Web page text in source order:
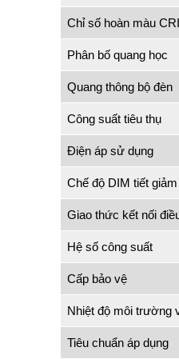
Chỉ số hoàn màu CRI
Phân bố quang học
Quang thông bộ đèn
Công suất tiêu thụ
Điện áp sử dụng
Chế độ DIM tiết
Giao thức kết nối
Hệ số công suất
Cấp bảo vệ
Nhiệt độ môi trường
Tiêu chuẩn áp dụng